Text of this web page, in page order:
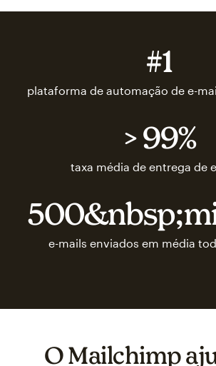
#1
plataforma de automação de e-
> 99%
taxa média de entrega de
e-mails enviados em média
O Mailchimp